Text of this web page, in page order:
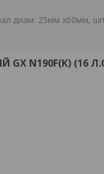
диам. 25мм х60мм,
GX N190F(K) (16